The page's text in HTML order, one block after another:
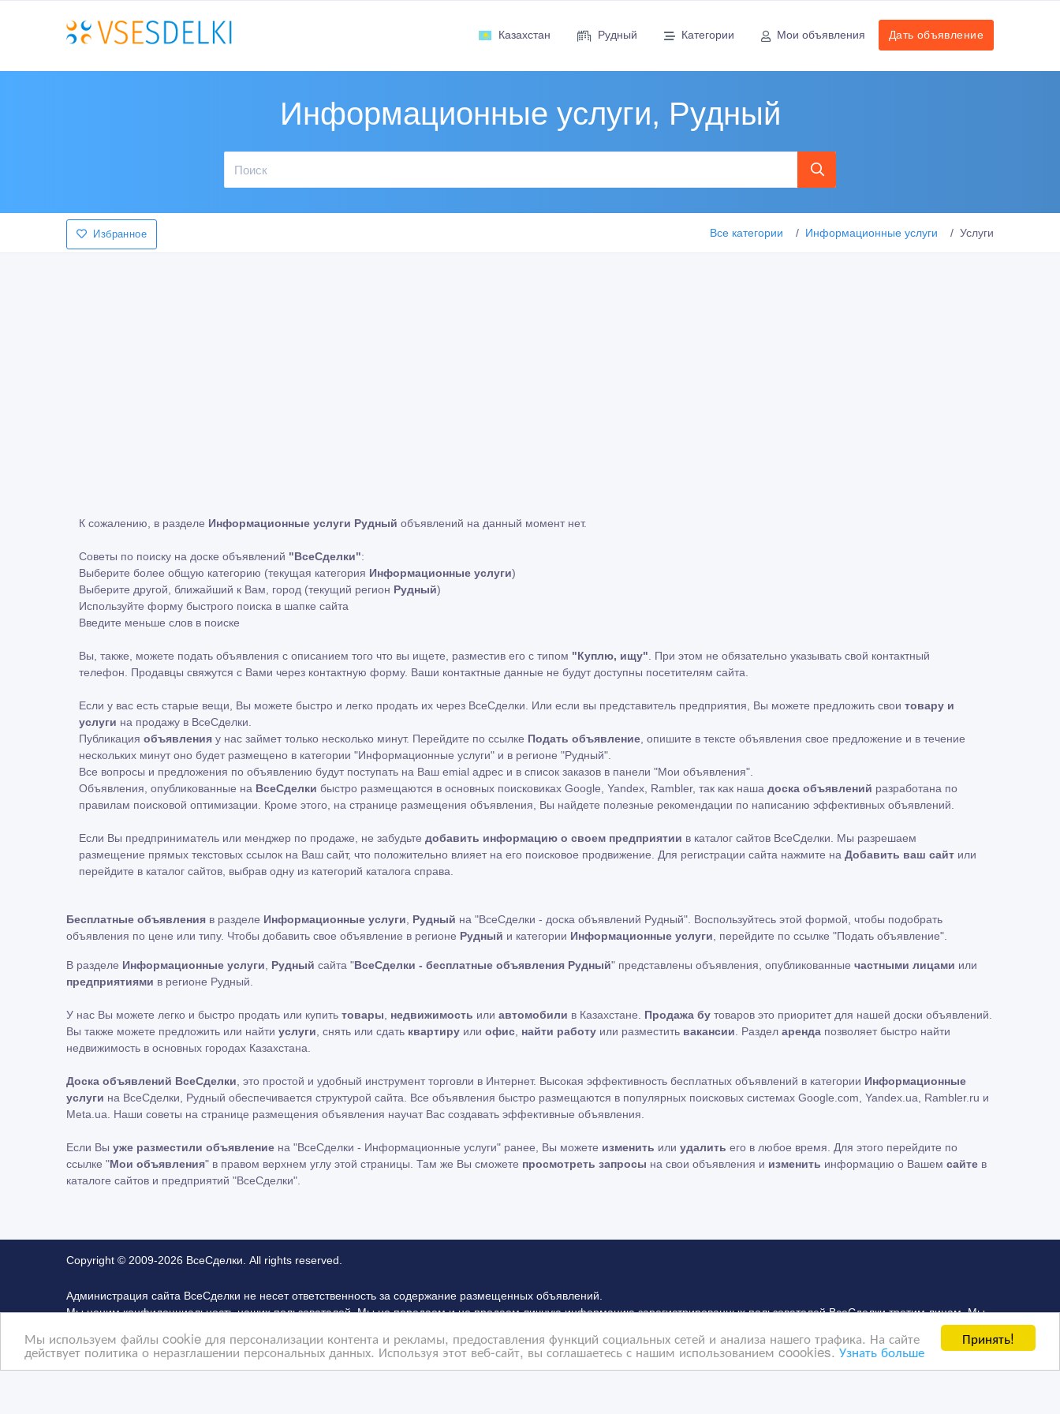
Принять!
Мы используем файлы cookie для персонализации контента и рекламы, предоставления функций социальных сетей и анализа нашего трафика. На сайте
действует политика о неразглашении персональных данных. Используя этот веб-сайт, вы соглашаетесь с нашим использованием coookies.Узнать больше
Казахстан Рудный Категории Мои объявления Дать объявление
Информационные услуги, Рудный
Избранное Все категории Информационные услуги Услуги
К сожалению, в разделе Информационные услуги Рудный объявлений на данный момент нет.
Советы по поиску на доске объявлений "ВсеСделки":
Выберите более общую категорию (текущая категория Информационные услуги)
Выберите другой, ближайший к Вам, город (текущий регион Рудный)
Используйте форму быстрого поиска в шапке сайта
Введите меньше слов в поиске
Вы, также, можете подать объявления с описанием того что вы ищете, разместив его с типом "Куплю, ищу". При этом не обязательно указывать свой контактный
телефон. Продавцы свяжутся с Вами через контактную форму. Ваши контактные данные не будут доступны посетителям сайта.
Если у вас есть старые вещи, Вы можете быстро и легко продать их через ВсеСделки. Или если вы представитель предприятия, Вы можете предложить свои товару и
услуги на продажу в ВсеСделки.
Публикация объявления у нас займет только несколько минут. Перейдите по ссылке Подать объявление, опишите в тексте объявления свое предложение и в течение
нескольких минут оно будет размещено в категории "Информационные услуги" и в регионе "Рудный".
Все вопросы и предложения по объявлению будут поступать на Ваш emial адрес и в список заказов в панели "Мои объявления".
Объявления, опубликованные на ВсеСделки быстро размещаются в основных поисковиках Google, Yandex, Rambler, так как наша доска объявлений разработана по
правилам поисковой оптимизации. Кроме этого, на странице размещения объявления, Вы найдете полезные рекомендации по написанию эффективных объявлений.
Если Вы предприниматель или менджер по продаже, не забудьте добавить информацию о своем предприятии в каталог сайтов ВсеСделки. Мы разрешаем
размещение прямых текстовых ссылок на Ваш сайт, что положительно влияет на его поисковое продвижение. Для регистрации сайта нажмите на Добавить ваш сайт или
перейдите в каталог сайтов, выбрав одну из категорий каталога справа.
Бесплатные объявления в разделе Информационные услуги, Рудный на "ВсеСделки - доска объявлений Рудный". Воспользуйтесь этой формой, чтобы подобрать
объявления по цене или типу. Чтобы добавить свое объявление в регионе Рудный и категории Информационные услуги, перейдите по ссылке "Подать объявление".
В разделе Информационные услуги, Рудный сайта "ВсеСделки - бесплатные объявления Рудный" представлены объявления, опубликованные частными лицами или
предприятиями в регионе Рудный.
У нас Вы можете легко и быстро продать или купить товары, недвижимость или автомобили в Казахстане. Продажа бу товаров это приоритет для нашей доски объявлений.
Вы также можете предложить или найти услуги, снять или сдать квартиру или офис, найти работу или разместить вакансии. Раздел аренда позволяет быстро найти
недвижимость в основных городах Казахстана.
Доска объявлений ВсеСделки, это простой и удобный инструмент торговли в Интернет. Высокая эффективность бесплатных объявлений в категории Информационные
услуги на ВсеСделки, Рудный обеспечивается структурой сайта. Все объявления быстро размещаются в популярных поисковых системах Google.com, Yandex.ua, Rambler.ru и
Meta.ua. Наши советы на странице размещения объявления научат Вас создавать эффективные объявления.
Если Вы уже разместили объявление на "ВсеСделки - Информационные услуги" ранее, Вы можете изменить или удалить его в любое время. Для этого перейдите по
ссылке "Мои объявления" в правом верхнем углу этой страницы. Там же Вы сможете просмотреть запросы на свои объявления и изменить информацию о Вашем сайте в
каталоге сайтов и предприятий "ВсеСделки".
Copyright © 2009-2026 ВсеСделки. All rights reserved.
Администрация сайта ВсеСделки не несет ответственность за содержание размещенных объявлений.
Мы ценим конфиденциальность наших пользователей. Мы не передаем и не продаем личную информацию зарегистрированных пользователей ВсеСделки третим лицам. Мы
Advertising Network. Чтобы узнать подробней о правилах конфиденциальности Googleнажмите тут.